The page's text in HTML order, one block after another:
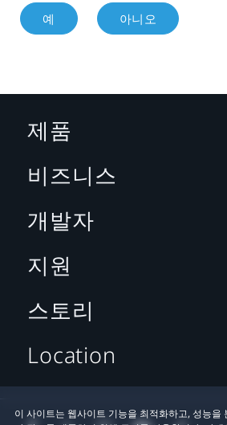
예 아니오
이 사이트는 웹사이트 기능을 최적화하고, 성능을
제품
비즈니스
개발자
지원
스토리
Location